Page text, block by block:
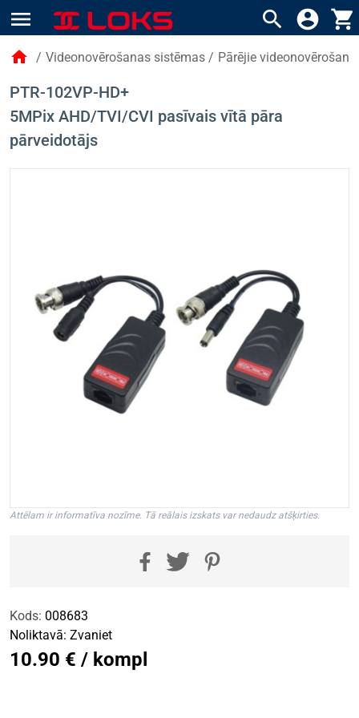
menu search account_circle shopping_cart
home / Videonovērošanas sistēmas / Pārējie
PTR-102VP-HD+
5MPix AHD/TVI/CVI pasīvais vītā pāra
pārveidotājs
Attēlam ir informatīva nozīme. Tā reālais izskats var nedaudz atšķirties.
Kods: 008683
Noliktavā: Zvaniet
10.90 € / kompl